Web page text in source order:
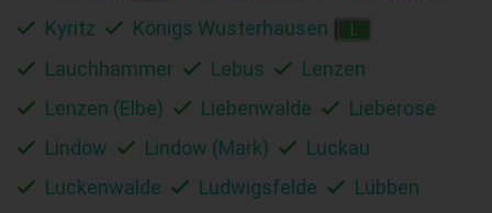
Kyritz
Königs Wusterhausen
Lauchhammer Lebus
Lenzen
Lenzen (Elbe)
Liebenwalde
Lieberose
Lindow
Lindow (Mark)
Luckau
Luckenwalde
Ludwigsfelde
Lübben